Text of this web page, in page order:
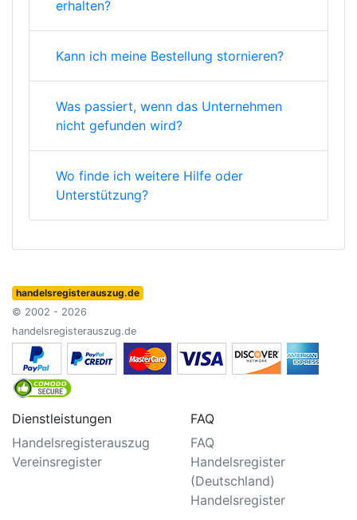
erhalten?
Kann ich meine Bestellung stornieren?
Was passiert, wenn das Unternehmen
nicht gefunden wird?
Wo finde ich weitere Hilfe oder
Unterstützung?
handelsregisterauszug.de
© 2002 - 2026
handelsregisterauszug.de
Dienstleistungen
Handelsregisterauszug
Vereinsregister
FAQ
FAQ
Handelsregister
(Deutschland)
Handelsregister